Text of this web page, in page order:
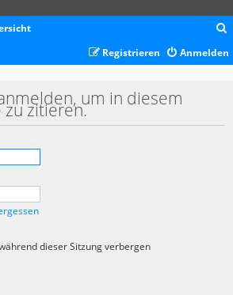
c
Anmelden
Registrieren
um in diesem
zu zitieren.
dieser Sitzung verbergen